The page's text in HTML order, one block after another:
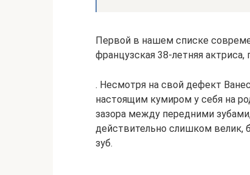
Первой в нашем списке
французская 38-летняя
. Несмотря на свой дефект
настоящим кумиром у себя на
зазора между передними
действительно слишком велик,
зуб.